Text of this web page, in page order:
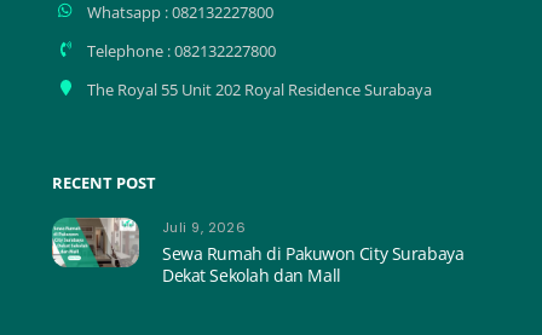
Whatsapp : 082132227800
Telephone : 082132227800
The Royal 55 Unit 202 Royal Residence Surabaya
RECENT POST
Juli 9, 2026
Sewa Rumah di Pakuwon City Surabaya
Dekat Sekolah dan Mall